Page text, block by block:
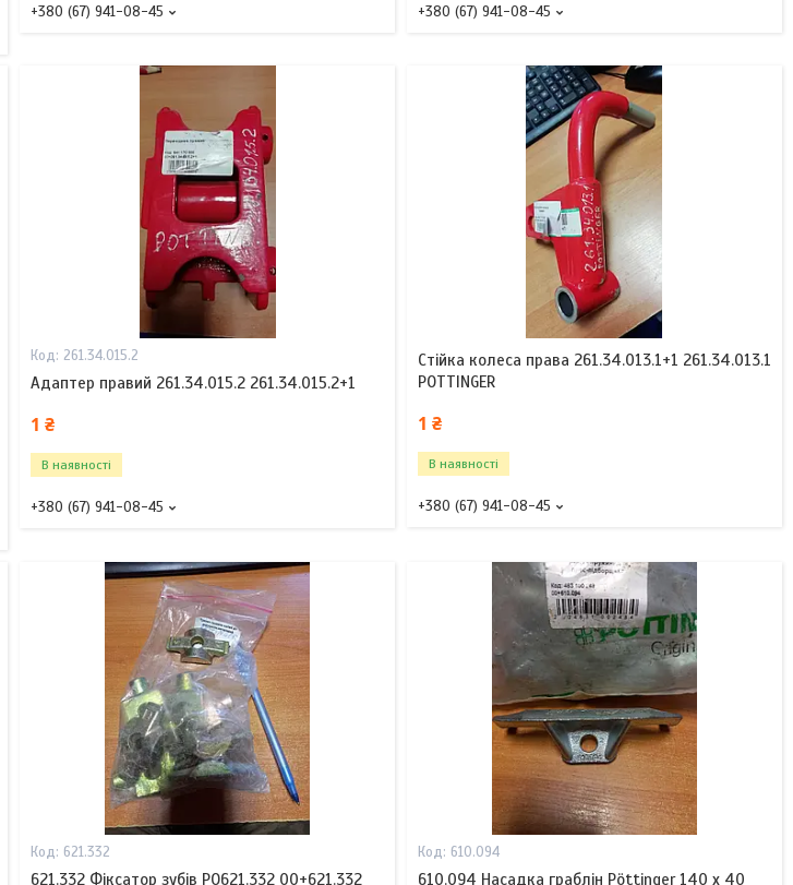
+380 (67) 941-08-45 +380 (67) 941-08-45
261.34.015.2
Адаптер правий 261.34.015.2 261.34.015.2+1
1 ₴
В наявності
+380 (67) 941-08-45
Стійка колеса права 261.34.013.1+1 261.34.013.1
POTTINGER
1 ₴
В наявності
+380 (67) 941-08-45
621.332
621.332 Фіксатор зубів PO621.332 00+621.332
610.094
610.094 Насадка граблін Pöttinger 140 x 40